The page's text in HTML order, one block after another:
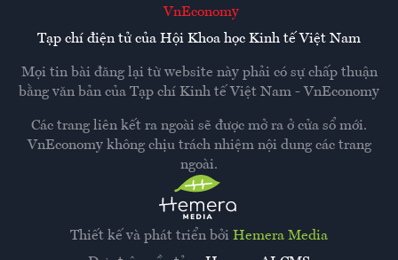
Thiết kế và phát triển bởi Hemera Media
VnEconomy
Tạp chí điện tử của Hội Khoa học Kinh tế Việt Nam
Mọi tin bài đăng lại từ website này phải có sự chấp thuận
bằng văn bản của Tạp chí Kinh tế Việt Nam - VnEconomy
Các trang liên kết ra ngoài sẽ được mở ra ở cửa sổ mới.
VnEconomy không chịu trách nhiệm nội dung các trang
ngoài.